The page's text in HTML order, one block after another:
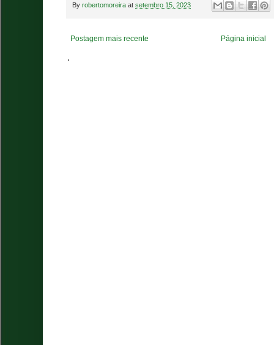
By robertomoreira at setembro 15, 2023
Postagem mais recente Página inicial
.